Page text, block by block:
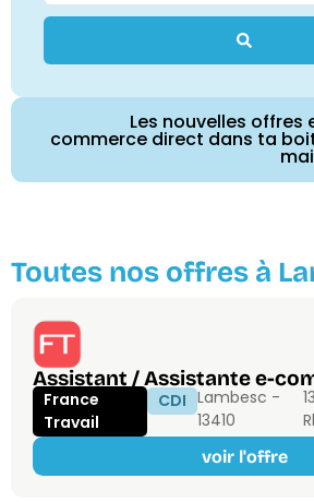
Les nouvelles offres
commerce direct dans ta
Toutes nos offres à
Assistant / Assistante e-
France
Travail
CDI Lambesc -
13410
voir l'offre